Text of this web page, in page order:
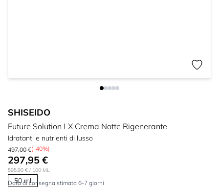
SHISEIDO
Future Solution LX Crema Notte Rigenerante
Idratanti e nutrienti di lusso
497,00 €(-40%)
297,95 €
595,90 € / 100 ML
50 ml
Data di consegna stimata 6-7 giorni